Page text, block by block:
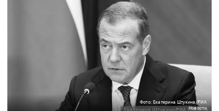
Фото: Екатерина Штукина/РИА
Новости